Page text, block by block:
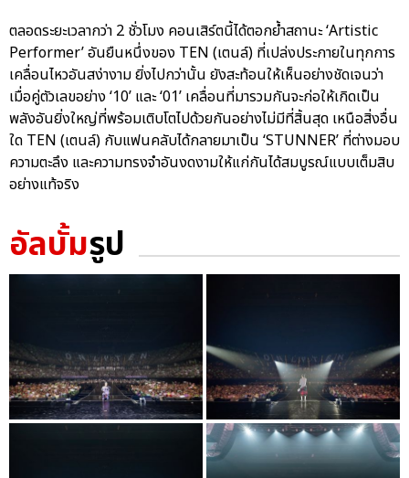
ตลอดระยะเวลากว่า 2 ชั่วโมง คอนเสิร์ตนี้ได้ตอกย้ำสถานะ ‘Artistic
Performer’ อันยืนหนึ่งของ TEN (เตนล์) ที่เปล่งประกายในทุกการ
เคลื่อนไหวอันสง่างาม ยิ่งไปกว่านั้น ยังสะท้อนให้เห็นอย่างชัดเจนว่า
เมื่อคู่ตัวเลขอย่าง ‘10’ และ ‘01’ เคลื่อนที่มารวมกันจะก่อให้เกิดเป็น
พลังอันยิ่งใหญ่ที่พร้อมเติบโตไปด้วยกันอย่างไม่มีที่สิ้นสุด เหนือสิ่งอื่น
ใด TEN (เตนล์) กับแฟนคลับได้กลายมาเป็น ‘STUNNER’ ที่ต่างมอบ
ความตะลึง และความทรงจำอันงดงามให้แก่กันได้สมบูรณ์แบบเต็มสิบ
อย่างแท้จริง
อัลบั้มรูป